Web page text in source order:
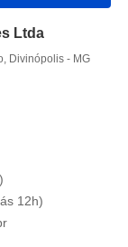
Ltda
Divinópolis - MG
12h)